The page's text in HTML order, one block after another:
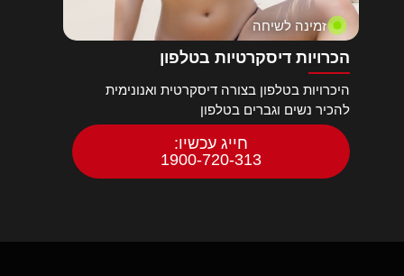
זמינה לשיחה
הכרויות דיסקרטיות בטלפון
היכרויות בטלפון בצורה דיסקרטית ואנונימית
להכיר נשים וגברים בטלפון
חייג עכשיו:
1900-720-313